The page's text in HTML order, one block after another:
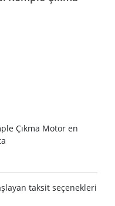
Çıkma Motor en
taksit seçenekleri